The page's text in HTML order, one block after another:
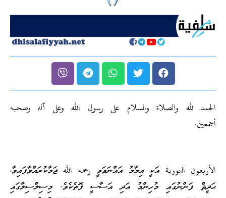
الحمد لله والصلاة والسلام على رسول الله وعلى آله وصحبه
أجمعين.
الأربعون النووية އަކީ އިމާމު އައްނަވަވީ رحمه الله ޖަމާކުރައްވާފައިވާ،
ޙަދީޘް ފަންނުގައި މުހިންމު އަދި އަސާސީ ފޮތެކެވެ. މިސިލްސިލާގައި